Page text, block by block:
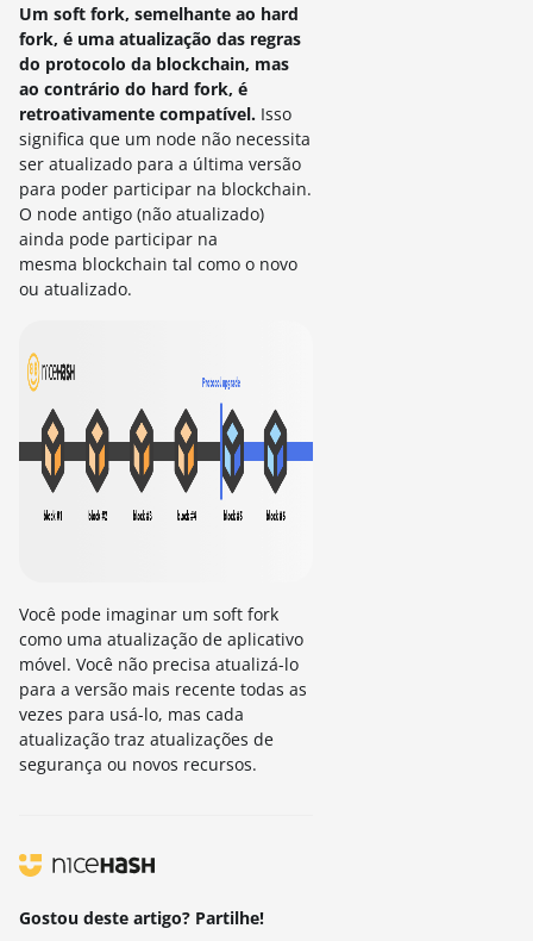
Um soft fork, semelhante ao hard
fork, é uma atualização das regras
do protocolo da blockchain, mas
ao contrário do hard fork, é
retroativamente compatível. Isso
significa que um node não necessita
ser atualizado para a última versão
para poder participar na blockchain.
O node antigo (não atualizado)
ainda pode participar na
mesma blockchain tal como o novo
ou atualizado.
Você pode imaginar um soft fork
como uma atualização de aplicativo
móvel. Você não precisa atualizá-lo
para a versão mais recente todas as
vezes para usá-lo, mas cada
atualização traz atualizações de
segurança ou novos recursos.
Gostou deste artigo? Partilhe!